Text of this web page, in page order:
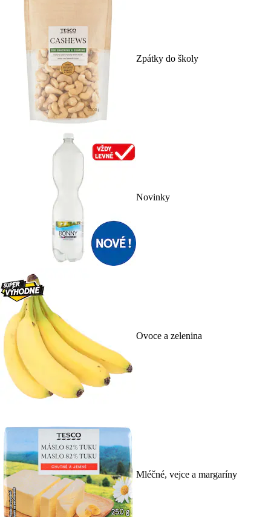
Zpátky do školy
Novinky
Ovoce a zelenina
Mléčné, vejce a margaríny